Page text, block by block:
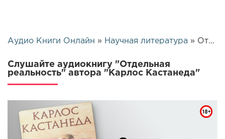
Аудио Книги Онлайн » Научная литература » Отдельная реальность | 333
Слушайте аудиокнигу "Отдельная
реальность" автора "Карлос Кастанеда"